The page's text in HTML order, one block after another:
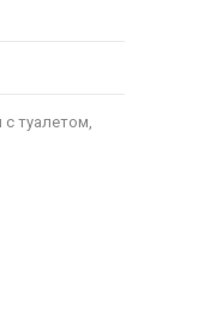
туалетом,